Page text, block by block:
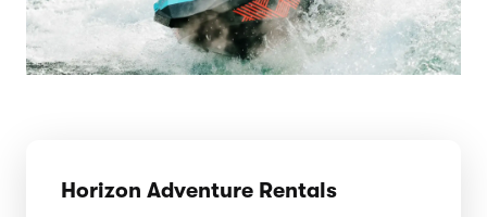
Horizon Adventure Rentals